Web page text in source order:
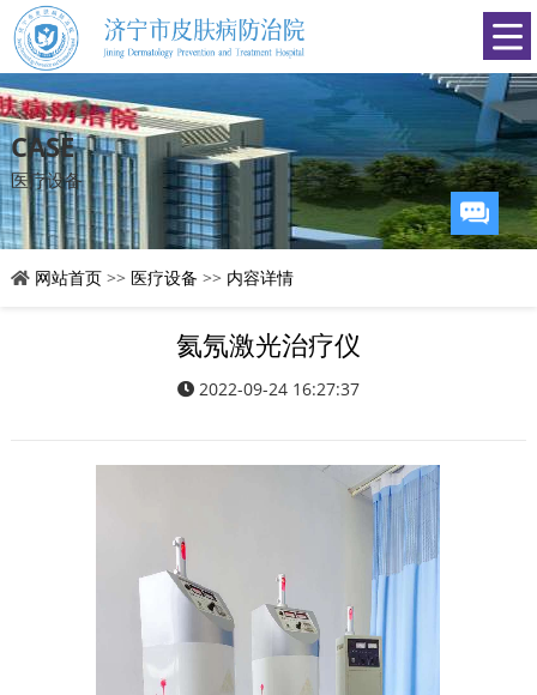
CASE
医疗设备
网站首页>> 医疗设备 >> 内容详情
氦氖激光治疗仪
2022-09-24 16:27:37